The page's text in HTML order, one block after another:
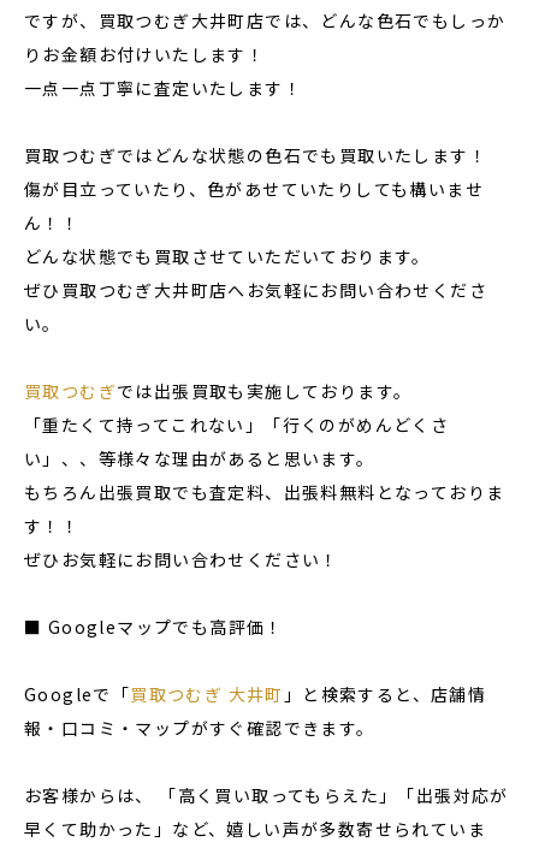
ですが、買取つむぎ大井町店では、どんな色石でもしっか
りお金額お付けいたします！
一点一点丁寧に査定いたします！
買取つむぎではどんな状態の色石でも買取いたします！
傷が目立っていたり、色があせていたりしても構いませ
ん！！
どんな状態でも買取させていただいております。
ぜひ買取つむぎ大井町店へお気軽にお問い合わせくださ
い。
買取つむぎでは出張買取も実施しております。
「重たくて持ってこれない」「行くのがめんどくさ
い」、、等様々な理由があると思います。
もちろん出張買取でも査定料、出張料無料となっておりま
す！！
ぜひお気軽にお問い合わせください！
■ Googleマップでも高評価！
Googleで「買取つむぎ 大井町 」と検索すると、店舗情
報・口コミ・マップがすぐ確認できます。
お客様からは、 「高く買い取ってもらえた」「出張対応が
早くて助かった」など、嬉しい声が多数寄せられていま